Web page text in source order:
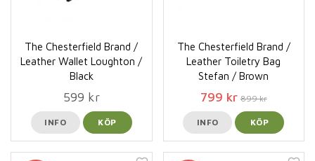
The Chesterfield Brand /
Leather Wallet Loughton /
Black
599 kr
INFO KÖP
The Chesterfield Brand /
Leather Toiletry Bag
Stefan / Brown
799 kr 899 kr
INFO KÖP